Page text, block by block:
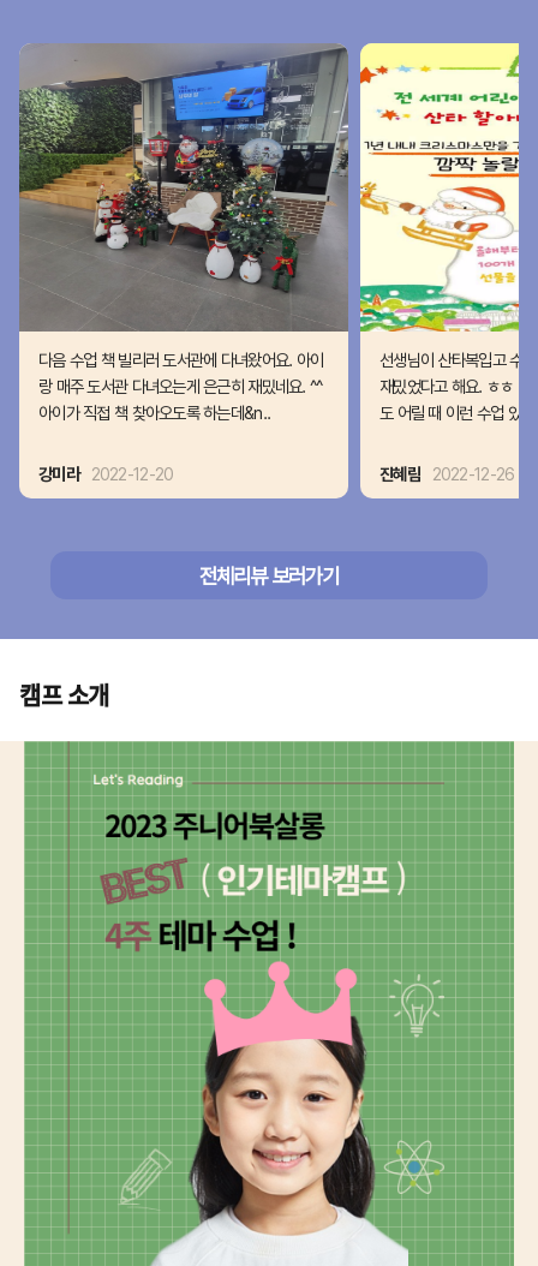
다음 수업 책 빌리러 도서관에 다녀왔어요. 아이
랑 매주 도서관 다녀오는게 은근히 재밌네요. ^^
아이가 직접 책 찾아오도록 하는데&n..
강미라 2022-12-20
선생님이 산타복입고 수
재밌었다고 해요. ㅎㅎ 몇
도 어릴 때 이런 수업 있..
진혜림 2022-12-26
전체리뷰 보러가기
캠프 소개